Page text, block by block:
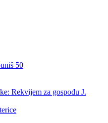
50
Rekvijem za gospođu J.